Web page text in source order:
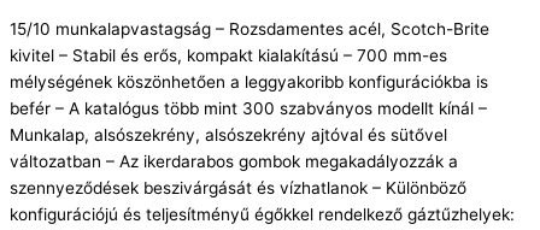
15/10 munkalapvastagság – Rozsdamentes acél, Scotch-Brite
kivitel – Stabil és erős, kompakt kialakítású – 700 mm-es
mélységének köszönhetően a leggyakoribb konfigurációkba is
befér – A katalógus több mint 300 szabványos modellt kínál –
Munkalap, alsószekrény, alsószekrény ajtóval és sütővel
változatban – Az ikerdarabos gombok megakadályozzák a
szennyeződések beszivárgását és vízhatlanok – Különböző
konfigurációjú és teljesítményű égőkkel rendelkező gáztűzhelyek: